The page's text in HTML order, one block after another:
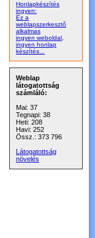
Honlapkészítés
ingyen:
Ez a
weblapszerkesztő
alkalmas
ingyen weboldal,
ingyen honlap
készítés...
Weblap
látogatottság
számláló:
Mai: 37
Tegnapi: 38
Heti: 208
Havi: 252
Össz.: 373 796
Látogatottság
növelés